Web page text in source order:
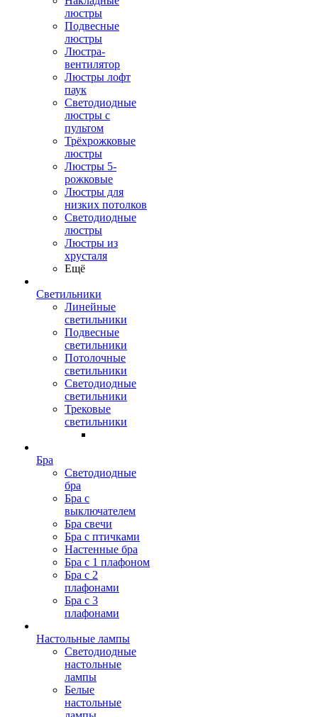
люстры
Подвесные
люстры
Люстра-
вентилятор
Люстры лофт
паук
Светодиодные
люстры с
пультом
Трёхрожковые
люстры
Люстры 5-
рожковые
Люстры для
низких потолков
Cветодиодные
люстры
Люстры из
хрусталя
Ещё
Светильники
Линейные
светильники
Подвесные
светильники
Потолочные
светильники
Светодиодные
светильники
Трековые
светильники
Бра
Светодиодные
бра
Бра с
выключателем
Бра свечи
Бра с птичками
Настенные бра
Бра с 1 плафоном
Бра с 2
плафонами
Бра с 3
плафонами
Настольные лампы
Светодиодные
настольные
лампы
Белые
настольные